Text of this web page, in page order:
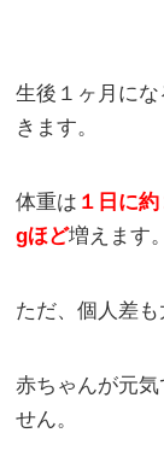
生後１ヶ月に
きます。
体重は １日に
gほど増えます。
ただ、個人差も
赤ちゃんが元
せん。